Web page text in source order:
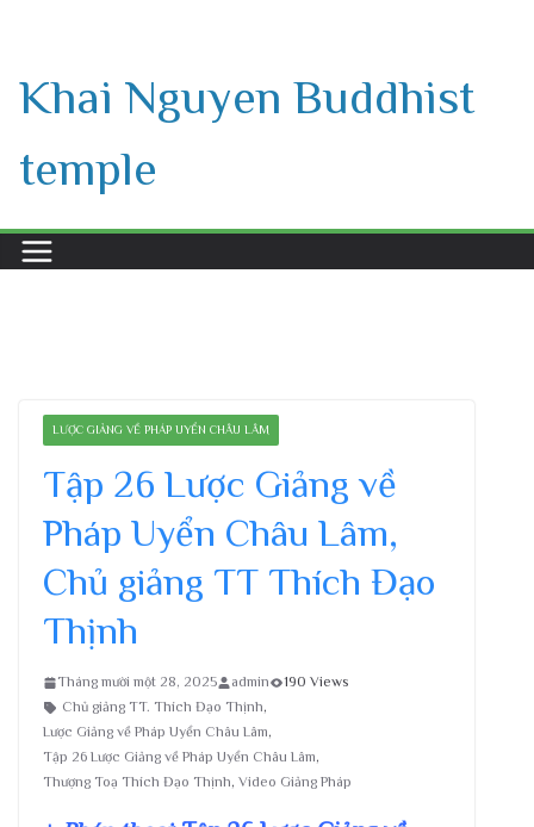
content
Khai Nguyen Buddhist
temple
LƯỢC GIẢNG VỀ PHÁP UYỂN CHÂU LÂM
Tập 26 Lược Giảng về
Pháp Uyển Châu Lâm,
Chủ giảng TT Thích Đạo
Thịnh
Tháng mười một 28, 2025 admin
190 Views
Chủ giảng TT. Thích Đạo Thịnh,
Lược Giảng về Pháp Uyển Châu Lâm,
Tập 26 Lược Giảng về Pháp Uyển Châu Lâm,
Thượng Toạ Thích Đạo Thịnh, Video Giảng Pháp